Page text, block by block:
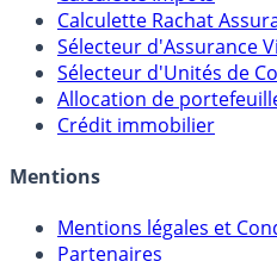
Calculateur d'intérêts
Calculette Impôts
Calculette Rachat
Sélecteur d'Assurance
Sélecteur d'Unités de
Crédit immobilier
Mentions